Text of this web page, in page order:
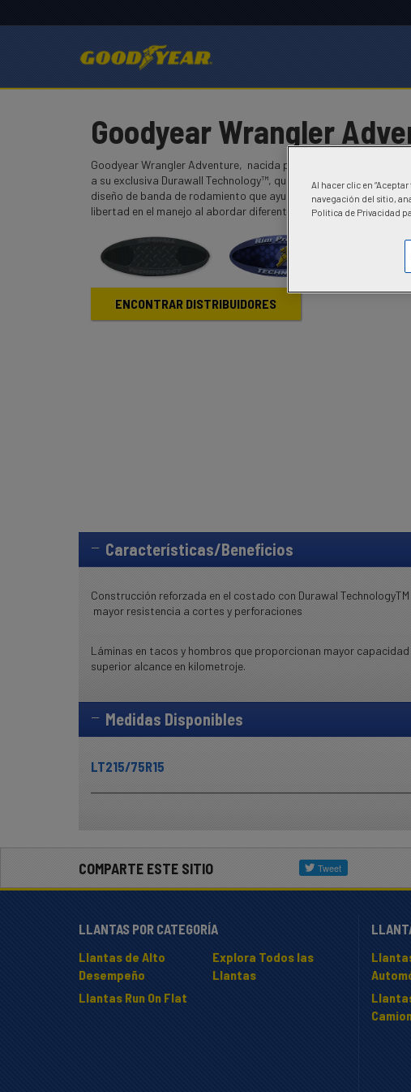
Goodyear Wrangler
Goodyear Wrangler Adventure, nacida para recorrer diferentes
a su exclusiva Durawall Technology™, que ofrece un refuerzo
diseño de banda de rodamiento que ayuda a la tracción intensa,
libertad en el manejo al abordar diferentes condiciones de
ENCONTRAR DISTRIBUIDORES
Características/Beneficios
Construcción reforzada en el costado con Durawal
mayor resistencia a cortes y perforaciones
Láminas en tacos y hombros que proporcionan mayor
superior alcance en kilometroje.
Medidas Disponibles
LT215/75R15
COMPARTE ESTE SITIO
LLANTAS POR CATEGORÍA
Llantas de Alto
Desempeño
Llantas Run On Flat
Explora Todos las
Llantas
Al hacer clic en
navegación del sitio,
Politica de Privacidad